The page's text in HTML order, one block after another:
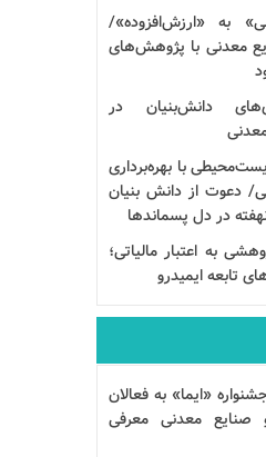
به «ارزش‌افزوده»/
معدنی با پژوهش‌های
دانش‌بنیان در
با بهره‌برداری
دعوت از دانش بنیان
در دل پسماندها
به اعتبار مالیاتی؛
تابعه ایمیدرو
«ایما» به فعالان
معدنی معرفی